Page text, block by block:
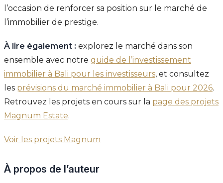
l’occasion de renforcer sa position sur le marché de
l’immobilier de prestige.
À lire également : explorez le marché dans son
ensemble avec notre guide de l’investissement
immobilier à Bali pour les investisseurs, et consultez
les prévisions du marché immobilier à Bali pour 2026.
Retrouvez les projets en cours sur la page des projets
Magnum Estate.
Voir les projets Magnum
À propos de l’auteur